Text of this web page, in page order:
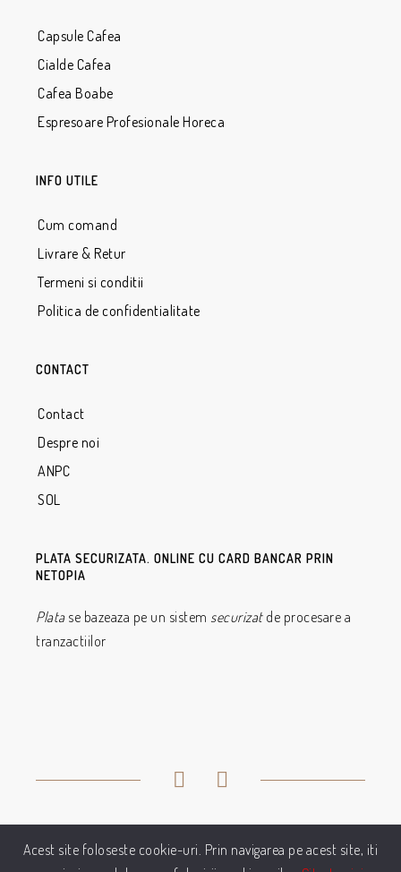
Capsule Cafea
Cialde Cafea
Cafea Boabe
Espresoare Profesionale Horeca
INFO UTILE
Cum comand
Livrare & Retur
Termeni si conditii
Politica de confidentialitate
CONTACT
Contact
Despre noi
ANPC
SOL
PLATA SECURIZATA. ONLINE CU CARD BANCAR PRIN
NETOPIA
Platase bazeaza pe un sistem securizatde procesare a
tranzactiilor
© 2021 - Profilicaffe.ro | Distribuitor Autorizat
Acest site foloseste cookie-uri. Prin navigarea pe acest site, iti